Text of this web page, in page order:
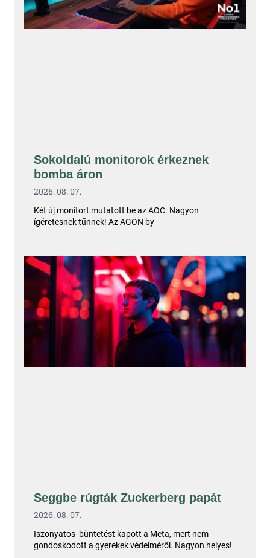
Sokoldalú monitorok érkeznek
bomba áron
2026. 08. 07.
Két új monitort mutatott be az AOC. Nagyon
ígéretesnek tűnnek! Az AGON by
Seggbe rúgták Zuckerberg papát
2026. 08. 07.
Iszonyatos büntetést kapott a Meta, mert nem
gondoskodott a gyerekek védelméről. Nagyon helyes!